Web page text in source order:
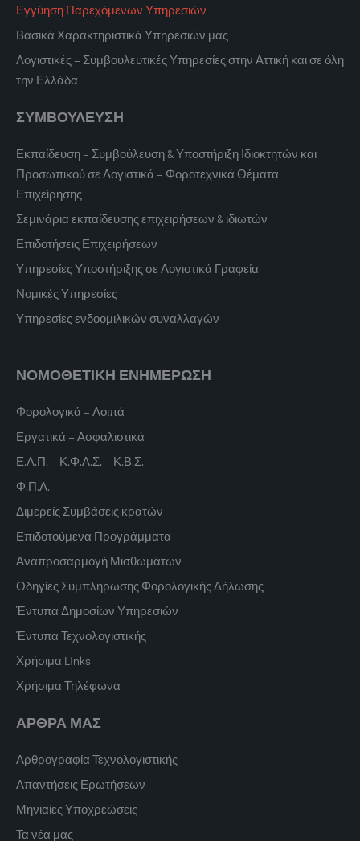
Εγγύηση Παρεχόμενων Υπηρεσιών
Βασικά Χαρακτηριστικά Υπηρεσιών μας
Λογιστικές – Συμβουλευτικές Υπηρεσίες στην Αττική και σε όλη
την Ελλάδα
ΣΥΜΒΟΥΛΕΥΣΗ
Εκπαίδευση – Συμβούλευση & Υποστήριξη Ιδιοκτητών και
Προσωπικού σε Λογιστικά – Φοροτεχνικά Θέματα
Επιχείρησης
Σεμινάρια εκπαίδευσης επιχειρήσεων & ιδιωτών
Επιδοτήσεις Επιχειρήσεων
Υπηρεσίες Υποστήριξης σε Λογιστικά Γραφεία
Νομικές Υπηρεσίες
Υπηρεσίες ενδοομιλικών συναλλαγών
ΝΟΜΟΘΕΤΙΚΗ ΕΝΗΜΕΡΩΣΗ
Φορολογικά – Λοιπά
Εργατικά – Ασφαλιστικά
Ε.Λ.Π. – Κ.Φ.Α.Σ. – Κ.Β.Σ.
Φ.Π.Α.
Διμερείς Συμβάσεις κρατών
Επιδοτούμενα Προγράμματα
Αναπροσαρμογή Μισθωμάτων
Οδηγίες Συμπλήρωσης Φορολογικής Δήλωσης
Έντυπα Δημοσίων Υπηρεσιών
Έντυπα Τεχνολογιστικής
Χρήσιμα Links
Χρήσιμα Τηλέφωνα
ΑΡΘΡΑ ΜΑΣ
Αρθρογραφία Τεχνολογιστικής
Απαντήσεις Ερωτήσεων
Μηνιαίες Υποχρεώσεις
Τα νέα μας